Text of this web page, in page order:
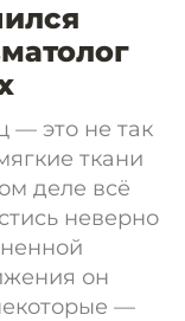
— это не так
ткани
деле всё
неверно
он
—